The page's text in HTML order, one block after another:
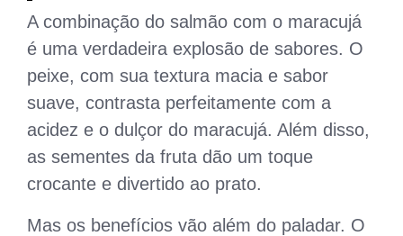
A combinação do salmão com o maracujá
é uma verdadeira explosão de sabores. O
peixe, com sua textura macia e sabor
suave, contrasta perfeitamente com a
acidez e o dulçor do maracujá. Além disso,
as sementes da fruta dão um toque
crocante e divertido ao prato.
Mas os benefícios vão além do paladar. O